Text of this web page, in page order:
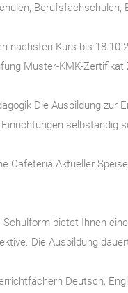
Berufsfachschulen,
nächsten Kurs bis
Muster-KMK-Zertifikat
Die Ausbildung zur
selbständig
Cafeteria Aktueller
Schulform bietet Ihnen
Die Ausbildung
Deutsch,